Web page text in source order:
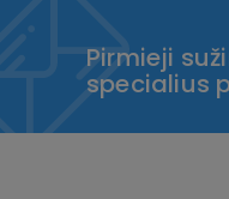
Pirmieji
specialius